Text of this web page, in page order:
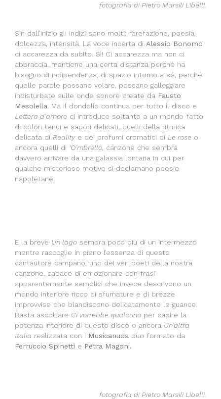
fotografia di Pietro Marsili Libelli.
Sin dall’inizio gli indizi sono molti: rarefazione, poesia,
dolcezza, intensità. La voce incerta di Alessio Bonomo
ci accarezza da subito. Sì! Ci accarezza ma non ci
abbraccia, mantiene una certa distanza perché ha
bisogno di indipendenza, di spazio intorno a sé, perché
quelle parole possano volare, possano galleggiare
indisturbate sulle onde sonore create da Fausto
Mesolella . Ma il dondolio continua per tutto il disco e
Lettera d’amore ci introduce soltanto a un mondo fatto
di colori tenui e sapori delicati, quelli della ritmica
delicata di Realitye dei profumi cromatici di Le rose o
ancora quelli di ‘O’mbrello , canzone che sembra
davvero arrivare da una galassia lontana in cui per
qualche misterioso motivo si declamano poesie
napoletane.
E la breve Un lago sembra poco più di un intermezzo
mentre raccoglie in pieno l’essenza di questo
cantautore campano, uno dei veri poeti della nostra
canzone, capace di emozionare con frasi
apparentemente semplici che invece descrivono un
mondo interiore ricco di sfumature e di brezze
improvvise che blandiscono delicatamente le guance.
Basta ascoltare Ci vorrebbe qualcuno per capire la
potenza interiore di questo disco o ancora Un’altra
Italia realizzata con i Musicanuda duo formato da
Ferruccio Spinetti e Petra Magoni.
fotografia di Pietro Marsili Libelli.